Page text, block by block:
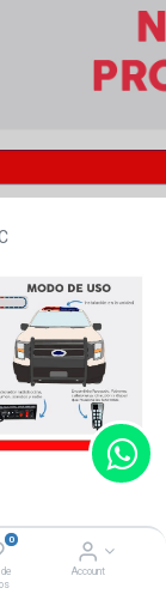
0
Account